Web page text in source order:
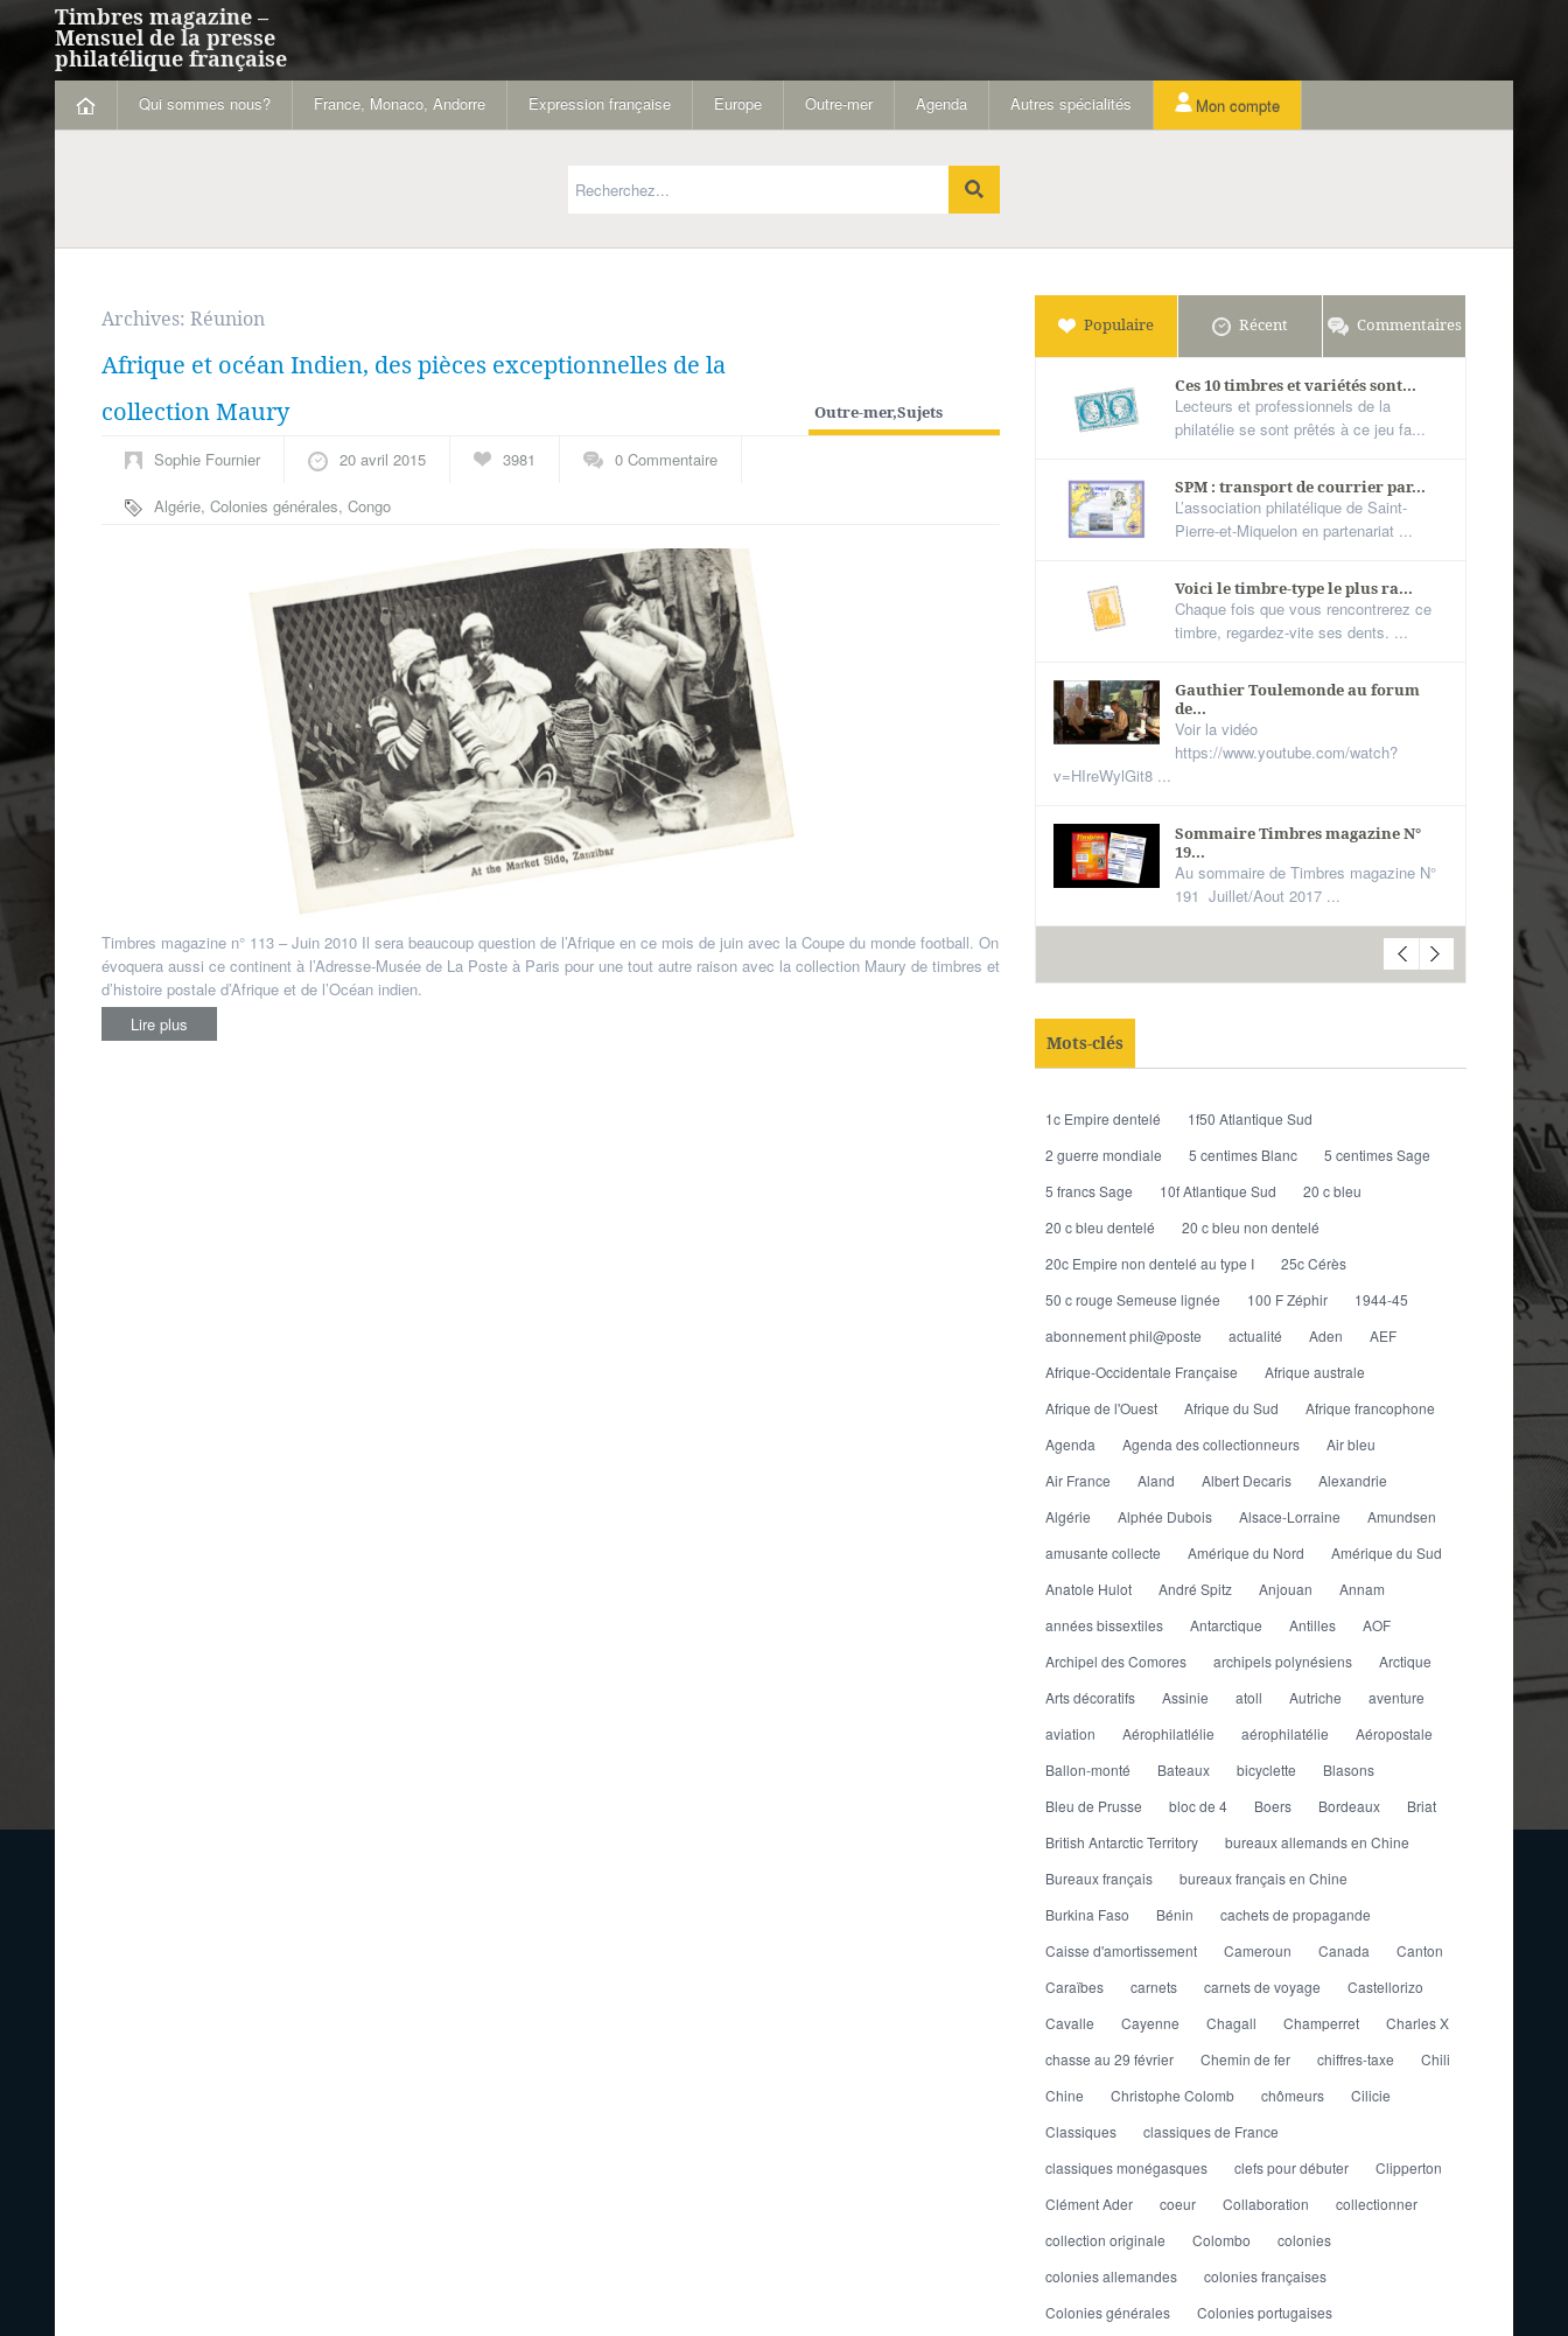
Timbres magazine –
Mensuel de la presse
philatélique française
Qui sommes nous? France, Monaco, Andorre Expression française Europe Outre-mer Agenda Autres spécialités Mon compte
Archives: Réunion
Afrique et océan Indien, des pièces exceptionnelles de la
collection Maury
Outre-mer,Sujets
Sophie Fournier 20 avril 2015 3981 0 Commentaire
Algérie, Colonies générales, Congo
Timbres magazine n° 113 – Juin 2010 Il sera beaucoup question de l’Afrique en ce mois de juin avec la Coupe du monde football. On
évoquera aussi ce continent à l’Adresse-Musée de La Poste à Paris pour une tout autre raison avec la collection Maury de timbres et
d’histoire postale d’Afrique et de l’Océan indien.
Lire plus
Populaire Récent Commentaires
Ces 10 timbres et variétés sont...
Lecteurs et professionnels de la
philatélie se sont prêtés à ce jeu fa...
SPM : transport de courrier par...
L’association philatélique de Saint-
Pierre-et-Miquelon en partenariat ...
Voici le timbre-type le plus ra...
Chaque fois que vous rencontrerez ce
timbre, regardez-vite ses dents. ...
Gauthier Toulemonde au forum
de...
Voir la vidéo
https://www.youtube.com/watch?
v=HIreWylGit8 ...
Sommaire Timbres magazine N°
19...
Au sommaire de Timbres magazine N°
191 Juillet/Aout 2017 ...
Mots-clés
1c Empire dentelé
1f50 Atlantique Sud
2 guerre mondiale
5 centimes Blanc
5 centimes Sage
5 francs Sage
10f Atlantique Sud
20 c bleu
20 c bleu dentelé
20 c bleu non dentelé
20c Empire non dentelé au type I
25c Cérès
50 c rouge Semeuse lignée
100 F Zéphir
1944-45
abonnement phil@poste
actualité Aden
AEF
Afrique-Occidentale Française
Afrique australe
Afrique de l'Ouest
Afrique du Sud
Afrique francophone
Agenda
Agenda des collectionneurs
Air bleu
Air France
Aland Albert Decaris
Alexandrie
Algérie
Alphée Dubois Alsace-Lorraine
Amundsen
amusante collecte
Amérique du Nord
Amérique du Sud
Anatole Hulot
André Spitz Anjouan
Annam
années bissextiles
Antarctique Antilles
AOF
Archipel des Comores
archipels polynésiens
Arctique
Arts décoratifs
Assinie atoll Autriche
aventure
aviation
Aérophilatlélie aérophilatélie
Aéropostale
Ballon-monté
Bateaux bicyclette
Blasons
Bleu de Prusse
bloc de 4 Boers Bordeaux
Briat
British Antarctic Territory
bureaux allemands en Chine
Bureaux français
bureaux français en Chine
Burkina Faso
Bénin
cachets de propagande
Caisse d'amortissement
Cameroun Canada
Canton
Caraïbes
carnets carnets de voyage
Castellorizo
Cavalle
Cayenne Chagall Champerret
Charles X
chasse au 29 février
Chemin de fer chiffres-taxe
Chili
Chine
Christophe Colomb chômeurs
Cilicie
Classiques
classiques de France
classiques monégasques
clefs pour débuter
Clipperton
Clément Ader
coeur Collaboration
collectionner
collection originale
Colombo
colonies
colonies allemandes
colonies françaises
Colonies générales
Colonies portugaises